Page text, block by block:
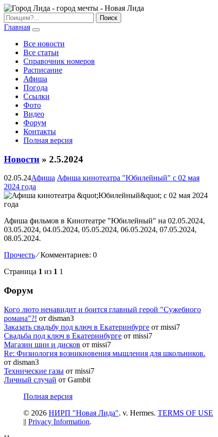
Главная
Все новости
Все статьи
Справочник номеров
Расписание
Афиша
Погода
Ссылки
Фото
Видео
Форум
Контакты
Полная версия
Новости » 2.5.2024
02.05.24Афиша Афиша кинотеатра "Юбилейный" c 02 мая
2024 года
Афиша фильмов в Кинотеатре "Юбилейный" на 02.05.2024,
03.05.2024, 04.05.2024, 05.05.2024, 06.05.2024, 07.05.2024,
08.05.2024.
Прочесть ⁄Комментариев: 0
Страница 1 из 1 1
Форум
Кого люто ненавидит и боится главный герой "Сужебного
романа"?! от disman3
Заказать свадьбу под ключ в Екатеринбурге от missi7
Cвадьба под ключ в Екатеринбурге от missi7
Магазин шин и дисков от missi7
Re: Физиология возникновения мышления для школьников.
от disman3
Технические газы от missi7
Личный случай от Gambit
Полная версия
© 2026 НИРП "Новая Лида". v. Hermes. TERMS OF USE
|| Privacy Information.